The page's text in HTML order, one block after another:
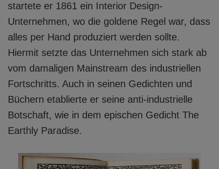
startete er 1861 ein Interior Design-
Unternehmen, wo die goldene Regel war, dass
alles per Hand produziert werden sollte.
Hiermit setzte das Unternehmen sich stark ab
vom damaligen Mainstream des industriellen
Fortschritts. Auch in seinen Gedichten und
Büchern etablierte er seine anti-industrielle
Botschaft, wie in dem epischen Gedicht The
Earthly Paradise.